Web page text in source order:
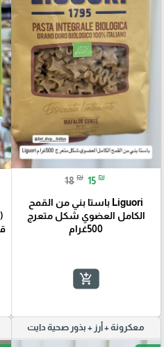
18 ₪ 15 ₪
Liguori باستا بني من القمح
الكامل العضوي شكل متعرج
500غرام
add_shopping_cart
معكرونة + أرز + بذور صحية دايت